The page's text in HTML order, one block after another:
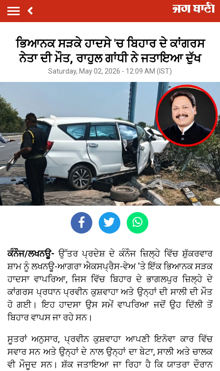
ਭਿਆਨਕ ਸੜਕੇ ਹਾਦਸੇ 'ਚ ਬਿਹਾਰ ਦੇ ਕਾਂਗਰਸ
ਨੇਤਾ ਦੀ ਮੌਤ, ਰਾਹੁਲ ਗਾਂਧੀ ਨੇ ਜਤਾਇਆ ਦੁੱਖ
Saturday, May 02, 2026 - 12:09 AM (IST)
ਕੰਨੌਜ/ਲਖਨਊ- ਉੱਤਰ ਪ੍ਰਦੇਸ਼ ਦੇ ਕੰਨੌਜ ਜ਼ਿਲ੍ਹੇ ਵਿੱਚ ਸ਼ੁੱਕਰਵਾਰ
ਸ਼ਾਮ ਨੂੰ ਲਖਨਊ-ਆਗਰਾ ਐਕਸਪ੍ਰੈਸ-ਵੇਅ 'ਤੇ ਇੱਕ ਭਿਆਨਕ ਸੜਕ
ਹਾਦਸਾ ਵਾਪਰਿਆ, ਜਿਸ ਵਿੱਚ ਬਿਹਾਰ ਦੇ ਭਾਗਲਪੁਰ ਜ਼ਿਲ੍ਹੇ ਦੇ
ਕਾਂਗਰਸ ਪ੍ਰਧਾਨ ਪ੍ਰਵੀਨ ਕੁਸ਼ਵਾਹਾ ਅਤੇ ਉਨ੍ਹਾਂ ਦੀ ਸਾਲੀ ਦੀ ਮੌਤ
ਹੋ ਗਈ। ਇਹ ਹਾਦਸਾ ਉਸ ਸਮੇਂ ਵਾਪਰਿਆ ਜਦੋਂ ਉਹ ਦਿੱਲੀ ਤੋਂ
ਬਿਹਾਰ ਵਾਪਸ ਜਾ ਰਹੇ ਸਨ।
ਸੂਤਰਾਂ ਅਨੁਸਾਰ, ਪ੍ਰਵੀਨ ਕੁਸ਼ਵਾਹਾ ਆਪਣੀ ਇਨੋਵਾ ਕਾਰ ਵਿੱਚ
ਸਵਾਰ ਸਨ ਅਤੇ ਉਨ੍ਹਾਂ ਦੇ ਨਾਲ ਉਨ੍ਹਾਂ ਦਾ ਬੇਟਾ, ਸਾਲੀ ਅਤੇ ਚਾਲਕ
ਵੀ ਮੌਜੂਦ ਸਨ। ਸ਼ੱਕ ਜਤਾਇਆ ਜਾ ਰਿਹਾ ਹੈ ਕਿ ਯਾਤਰਾ ਦੌਰਾਨ